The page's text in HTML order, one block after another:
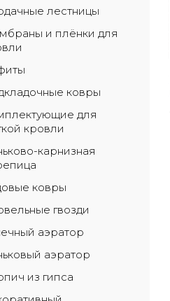
лестницы
и плёнки для
ковры
для
кровли
карнизная
ковры
гвозди
аэратор
аэратор
из гипса